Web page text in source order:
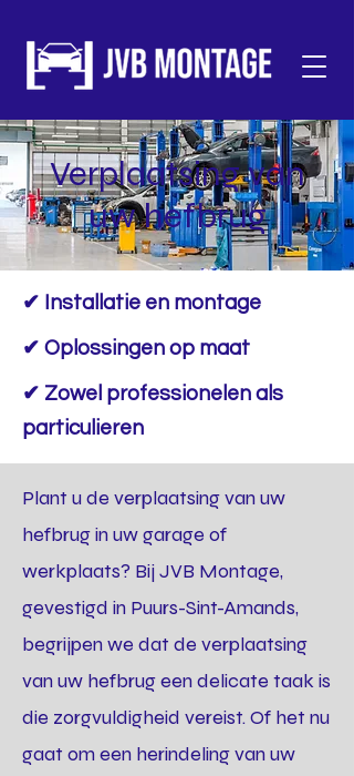
Verplaatsing van
uw hefbrug
✔ Installatie en montage
✔ Oplossingen op maat
✔ Zowel professionelen als
particulieren
Plant u de verplaatsing van uw
hefbrug in uw garage of
werkplaats? Bij JVB Montage,
gevestigd in Puurs-Sint-Amands,
begrijpen we dat de verplaatsing
van uw hefbrug een delicate taak is
die zorgvuldigheid vereist. Of het nu
gaat om een herindeling van uw